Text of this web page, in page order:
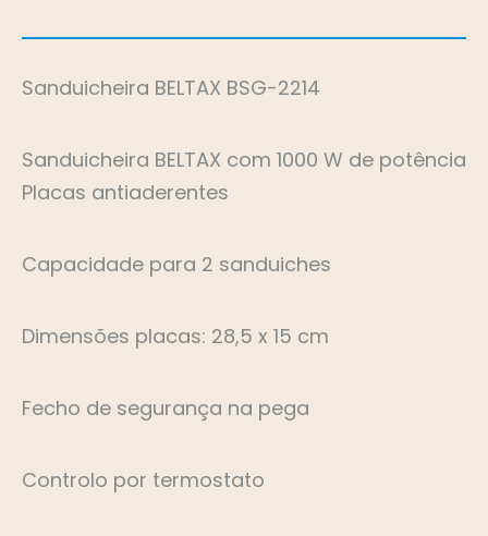
Sanduicheira BELTAX BSG-2214
Sanduicheira BELTAX com 1000 W de potência
Placas antiaderentes
Capacidade para 2 sanduiches
Dimensões placas: 28,5 x 15 cm
Fecho de segurança na pega
Controlo por termostato